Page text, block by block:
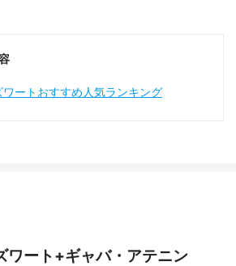
ートおすすめ人気ランキング
ワート+ギャバ・アテニン